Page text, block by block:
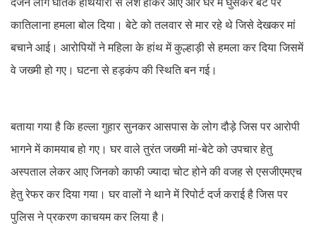
कातिलाना हमला बोल दिया। बेटे को तलवार से मार रहे थे जिसे देखकर मां
बचाने आई। आरोपियों ने महिला के हांथ में कुल्हाड़ी से हमला कर दिया जिसमें
वे जख्मी हो गए। घटना से हड़कंप की स्थिति बन गई।
बताया गया है कि हल्ला गुहार सुनकर आसपास के लोग दौड़े जिस पर आरोपी
भागने में कामयाब हो गए। घर वाले तुरंत जख्मी मां-बेटे को उपचार हेतु
अस्पताल लेकर आए जिनको काफी ज्यादा चोट होने की वजह से एसजीएमएच
हेतु रेफर कर दिया गया। घर वालों ने थाने में रिपोर्ट दर्ज कराई है जिस पर
पुलिस ने प्रकरण काचयम कर लिया है।